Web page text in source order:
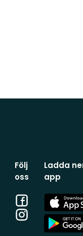
Följ
oss
Facebook
Instagram
Ladda
app
App
Store
App
Store